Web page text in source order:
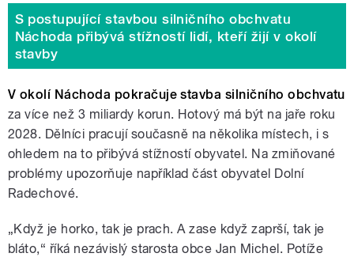
S postupující stavbou silničního obchvatu
Náchoda přibývá stížností lidí, kteří žijí v okolí
stavby
V okolí Náchoda pokračuje stavba silničního obchvatu
za více než 3 miliardy korun. Hotový má být na jaře roku
2028. Dělníci pracují současně na několika místech, i s
ohledem na to přibývá stížností obyvatel. Na zmiňované
problémy upozorňuje například část obyvatel Dolní
Radechové.
„Když je horko, tak je prach. A zase když zaprší, tak je
bláto,“ říká nezávislý starosta obce Jan Michel. Potíže